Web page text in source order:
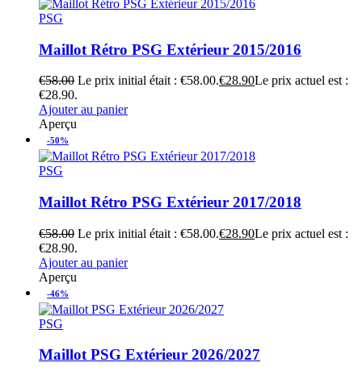
PSG
Maillot Rétro PSG Extérieur 2015/2016
€58.00 Le prix initial était : €58.00.€28.90Le prix actuel est :
€28.90.
Ajouter au panier
Aperçu
-50%
PSG
Maillot Rétro PSG Extérieur 2017/2018
€58.00 Le prix initial était : €58.00.€28.90Le prix actuel est :
€28.90.
Ajouter au panier
Aperçu
-46%
PSG
Maillot PSG Extérieur 2026/2027